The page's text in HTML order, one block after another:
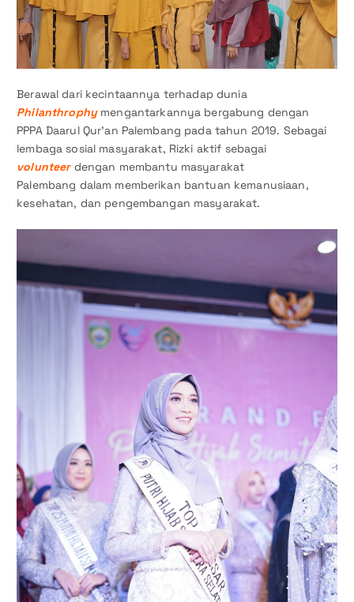
Berawal dari kecintaannya terhadap dunia
Philanthrophymengantarkannya bergabung dengan
PPPA Daarul Qur’an Palembang pada tahun 2019. Sebagai
lembaga sosial masyarakat, Rizki aktif sebagai
volunteerdengan membantu masyarakat
Palembang dalam memberikan bantuan kemanusiaan,
kesehatan, dan pengembangan masyarakat.